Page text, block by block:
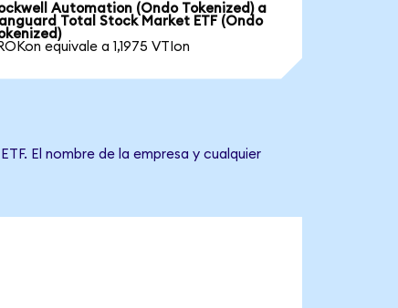
Automation (Ondo Tokenized) a
Total Stock Market ETF (Ondo
equivale a 1,1975 VTIon
El nombre de la empresa y cualquier